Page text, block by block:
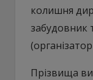
колишня
забудовник
Прізвища